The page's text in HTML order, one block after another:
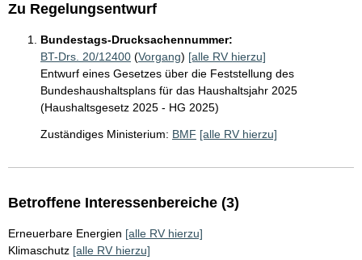
Zu Regelungsentwurf
Bundestags-Drucksachennummer:
BT-Drs. 20/12400 (Vorgang) [alle RV hierzu]
Entwurf eines Gesetzes über die Feststellung des
Bundeshaushaltsplans für das Haushaltsjahr 2025
(Haushaltsgesetz 2025 - HG 2025)
Zuständiges Ministerium: BMF [alle RV hierzu]
Betroffene Interessenbereiche (3)
Erneuerbare Energien [alle RV hierzu]
Klimaschutz [alle RV hierzu]